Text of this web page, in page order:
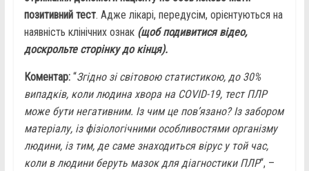
позитивний тест. Адже лікарі, передусім, орієнтуються на
наявність клінічних ознак (щоб подивитися відео,
доскрольте сторінку до кінця).
Коментар:“Згідно зі світовою статистикою, до 30%
випадків, коли людина хвора на COVID-19, тест ПЛР
може бути негативним. Із чим це пов’язано? Із забором
матеріалу, із фізіологічними особливостями організму
людини, із тим, де саме знаходиться вірус у той час,
коли в людини беруть мазок для діагностики ПЛР“, –